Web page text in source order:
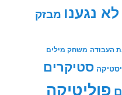
לא נגענו מבזק
העבודה משחק מילים
סטיקרים
פוליטיקה